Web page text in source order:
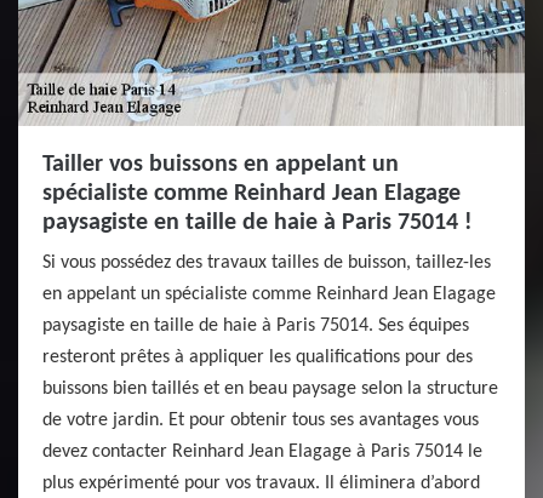
Tailler vos buissons en appelant un
spécialiste comme Reinhard Jean Elagage
paysagiste en taille de haie à Paris 75014 !
Si vous possédez des travaux tailles de buisson, taillez-les
en appelant un spécialiste comme Reinhard Jean Elagage
paysagiste en taille de haie à Paris 75014. Ses équipes
resteront prêtes à appliquer les qualifications pour des
buissons bien taillés et en beau paysage selon la structure
de votre jardin. Et pour obtenir tous ses avantages vous
devez contacter Reinhard Jean Elagage à Paris 75014 le
plus expérimenté pour vos travaux. Il éliminera d’abord